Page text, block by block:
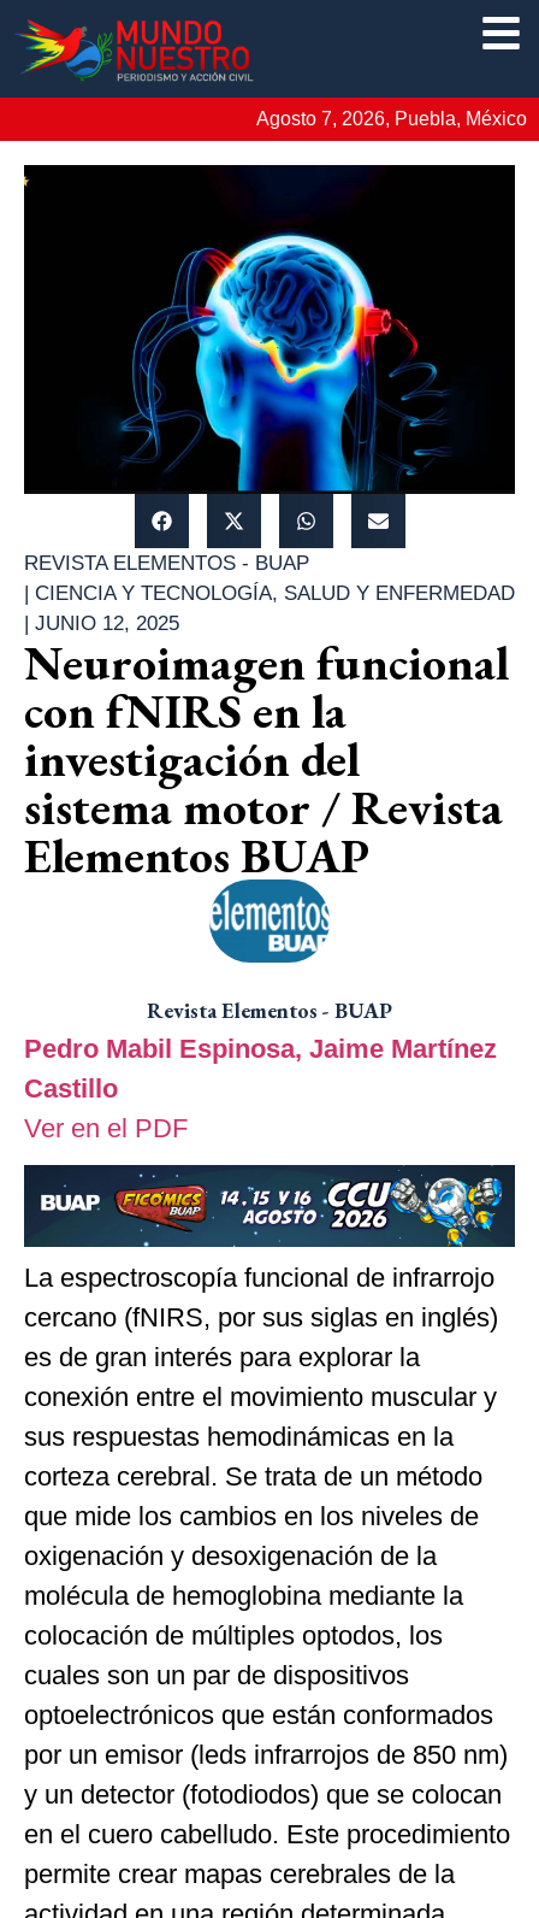
Agosto 7, 2026, Puebla, México
REVISTA ELEMENTOS - BUAP
| CIENCIA Y TECNOLOGÍA, SALUD Y ENFERMEDAD
| JUNIO 12, 2025
Neuroimagen funcional
con fNIRS en la
investigación del
sistema motor / Revista
Elementos BUAP
Revista Elementos - BUAP
Pedro Mabil Espinosa, Jaime Martínez
Castillo
Ver en el PDF
La espectroscopía funcional de infrarrojo
cercano (fNIRS, por sus siglas en inglés)
es de gran interés para explorar la
conexión entre el movimiento muscular y
sus respuestas hemodinámicas en la
corteza cerebral. Se trata de un método
que mide los cambios en los niveles de
oxigenación y desoxigenación de la
molécula de hemoglobina mediante la
colocación de múltiples optodos, los
cuales son un par de dispositivos
optoelectrónicos que están conformados
por un emisor (leds infrarrojos de 850 nm)
y un detector (fotodiodos) que se colocan
en el cuero cabelludo. Este procedimiento
permite crear mapas cerebrales de la